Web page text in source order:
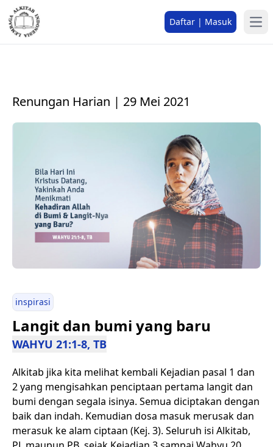
Daftar | Masuk
Renungan Harian | 29 Mei 2021
inspirasi
Langit dan bumi yang baru
WAHYU 21:1-8, TB
Alkitab jika kita melihat kembali Kejadian pasal 1 dan
2 yang mengisahkan penciptaan pertama langit dan
bumi dengan segala isinya. Semua diciptakan dengan
baik dan indah. Kemudian dosa masuk merusak dan
merasuk ke alam ciptaan (Kej. 3). Seluruh isi Alkitab,